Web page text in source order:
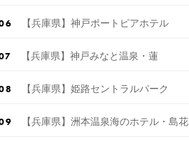
【兵庫県】神戸ポートピアホテル
【兵庫県】神戸みなと温泉・蓮
【兵庫県】姫路セントラルパーク
【兵庫県】洲本温泉海のホテル・島花